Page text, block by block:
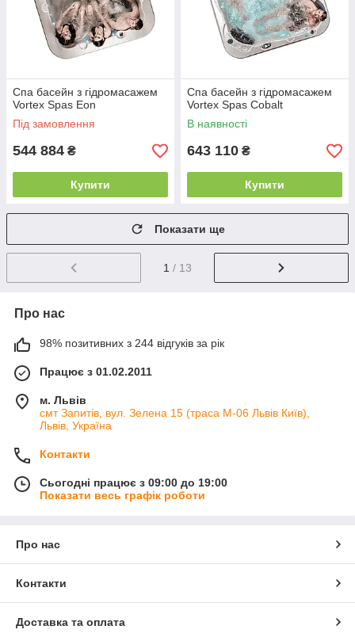
Спа басейн з гідромасажем
Vortex Spas Eon
Під замовлення
544 884 ₴
Купити
Спа басейн з гідромасажем
Vortex Spas Cobalt
В наявності
643 110 ₴
Купити
Показати ще
1 / 13
Про нас
98% позитивних з 244 відгуків за рік
Працює з 01.02.2011
м. Львів
смт Запитів, вул. Зелена 15 (траса М-06 Львів Київ),
Львів, Україна
Контакти
Сьогодні працює з 09:00 до 19:00
Показати весь графік роботи
Про нас
Контакти
Доставка та оплата